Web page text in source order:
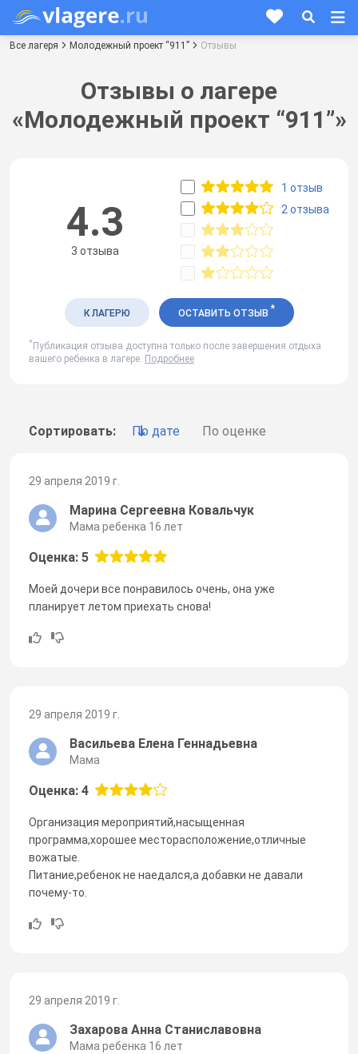
Все лагеря Молодежный проект “911” Отзывы
Отзывы о лагере
«Молодежный проект “911”»
Сортировать: По дате По оценке
29 апреля 2019 г.
Марина Сергеевна Ковальчук
Мама ребенка 16 лет
Оценка: 5
Моей дочери все понравилось очень, она уже
планирует летом приехать снова!
29 апреля 2019 г.
Васильева Елена Геннадьевна
Мама
Оценка: 4
Организация мероприятий,насыщенная
программа,хорошее месторасположение,отличные
вожатые.
Питание,ребенок не наедался,а добавки не давали
почему-то.
29 апреля 2019 г.
Захарова Анна Станиславовна
Мама ребенка 16 лет
4.3
3 отзыва
1 отзыв
2 отзыва
К ЛАГЕРЮ ОСТАВИТЬ ОТЗЫВ *
* Публикация отзыва доступна только после завершения отдыха
вашего ребенка в лагере. Подробнее